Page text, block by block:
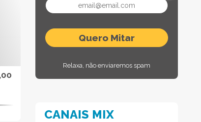
Relaxa, não enviaremos spam
CANAIS MIX